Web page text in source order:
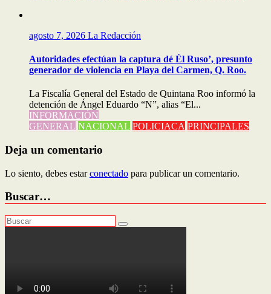
agosto 7, 2026 La Redacción
Autoridades efectúan la captura dé Él Ruso’, presunto
generador de violencia en Playa del Carmen, Q. Roo.
La Fiscalía General del Estado de Quintana Roo informó la
detención de Ángel Eduardo “N”, alias “El...
INFORMACIÓN
GENERAL NACIONAL POLICIACA PRINCIPALES
Deja un comentario
Lo siento, debes estarconectado para publicar un comentario.
Buscar…